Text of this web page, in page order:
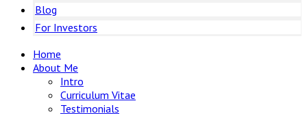
Blog
For Investors
Home
About Me
Intro
Curriculum Vitae
Testimonials